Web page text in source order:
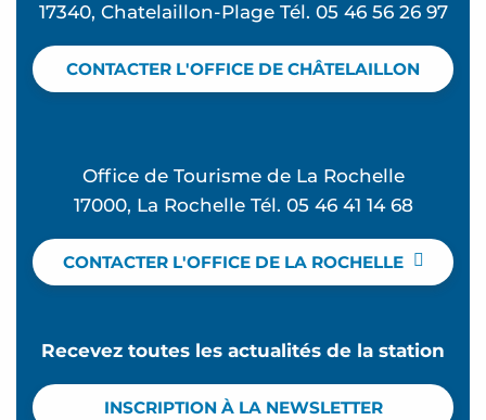
17340, Chatelaillon-Plage Tél. 05 46 56 26 97
CONTACTER L'OFFICE DE CHÂTELAILLON
Office de Tourisme de La Rochelle
17000, La Rochelle Tél. 05 46 41 14 68
CONTACTER L'OFFICE DE LA ROCHELLE
Recevez toutes les actualités de la station
INSCRIPTION À LA NEWSLETTER